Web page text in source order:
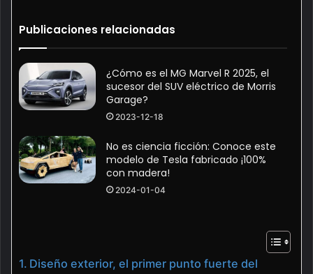
Publicaciones relacionadas
¿Cómo es el MG Marvel R 2025, el
sucesor del SUV eléctrico de Morris
Garage?
2023-12-18
No es ciencia ficción: Conoce este
modelo de Tesla fabricado ¡100%
con madera!
2024-01-04
Diseño exterior, el primer punto fuerte del